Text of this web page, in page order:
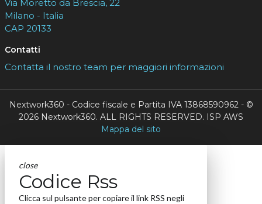
Via Moretto da Brescia, 22
Milano - Italia
CAP 20133
Contatti
Contatta il nostro team per maggiori informazioni
Nextwork360 - Codice fiscale e Partita IVA 13868590962 - ©
2026 Nextwork360. ALL RIGHTS RESERVED. ISP AWS
Mappa del sito
close
Codice Rss
Clicca sul pulsante per copiare il link RSS negli